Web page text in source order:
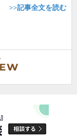
>>記事全文を読む